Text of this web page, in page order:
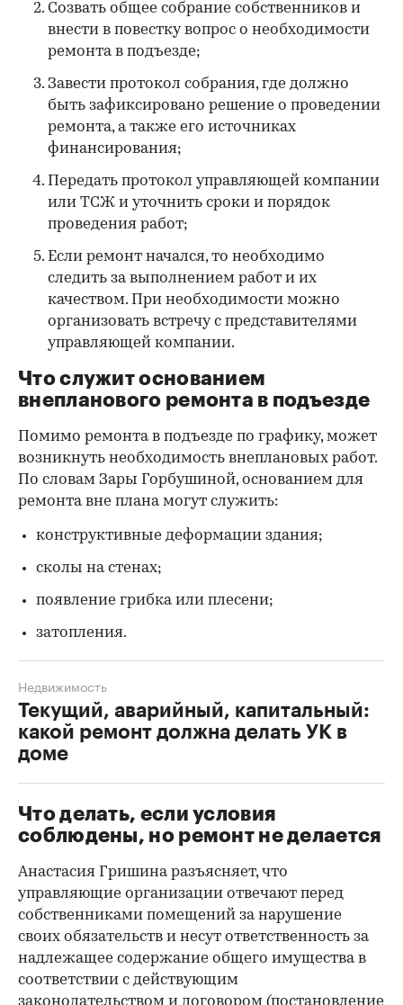
Созвать общее собрание собственников и
внести в повестку вопрос о необходимости
ремонта в подъезде;
Завести протокол собрания, где должно
быть зафиксировано решение о проведении
ремонта, а также его источниках
финансирования;
Передать протокол управляющей компании
или ТСЖ и уточнить сроки и порядок
проведения работ;
Если ремонт начался, то необходимо
следить за выполнением работ и их
качеством. При необходимости можно
организовать встречу с представителями
управляющей компании.
Что служит основанием
внепланового ремонта в подъезде
Помимо ремонта в подъезде по графику, может
возникнуть необходимость внеплановых работ.
По словам Зары Горбушиной, основанием для
ремонта вне плана могут служить:
конструктивные деформации здания;
сколы на стенах;
появление грибка или плесени;
затопления.
Текущий, аварийный, капитальный:
какой ремонт должна делать УК в
доме
Недвижимость
Что делать, если условия
соблюдены, но ремонт не делается
Анастасия Гришина разъясняет, что
управляющие организации отвечают перед
собственниками помещений за нарушение
своих обязательств и несут ответственность за
надлежащее содержание общего имущества в
соответствии с действующим